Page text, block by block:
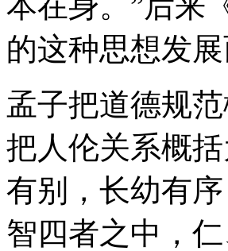
的这种思想发展
孟子把道德规
把人伦关系概
有别，长幼有
智四者之中，